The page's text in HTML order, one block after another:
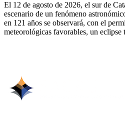
El 12 de agosto de 2026, el sur de
escenario de un fenómeno
en 121 años se observará, con el
meteorológicas favorables, un eclipse